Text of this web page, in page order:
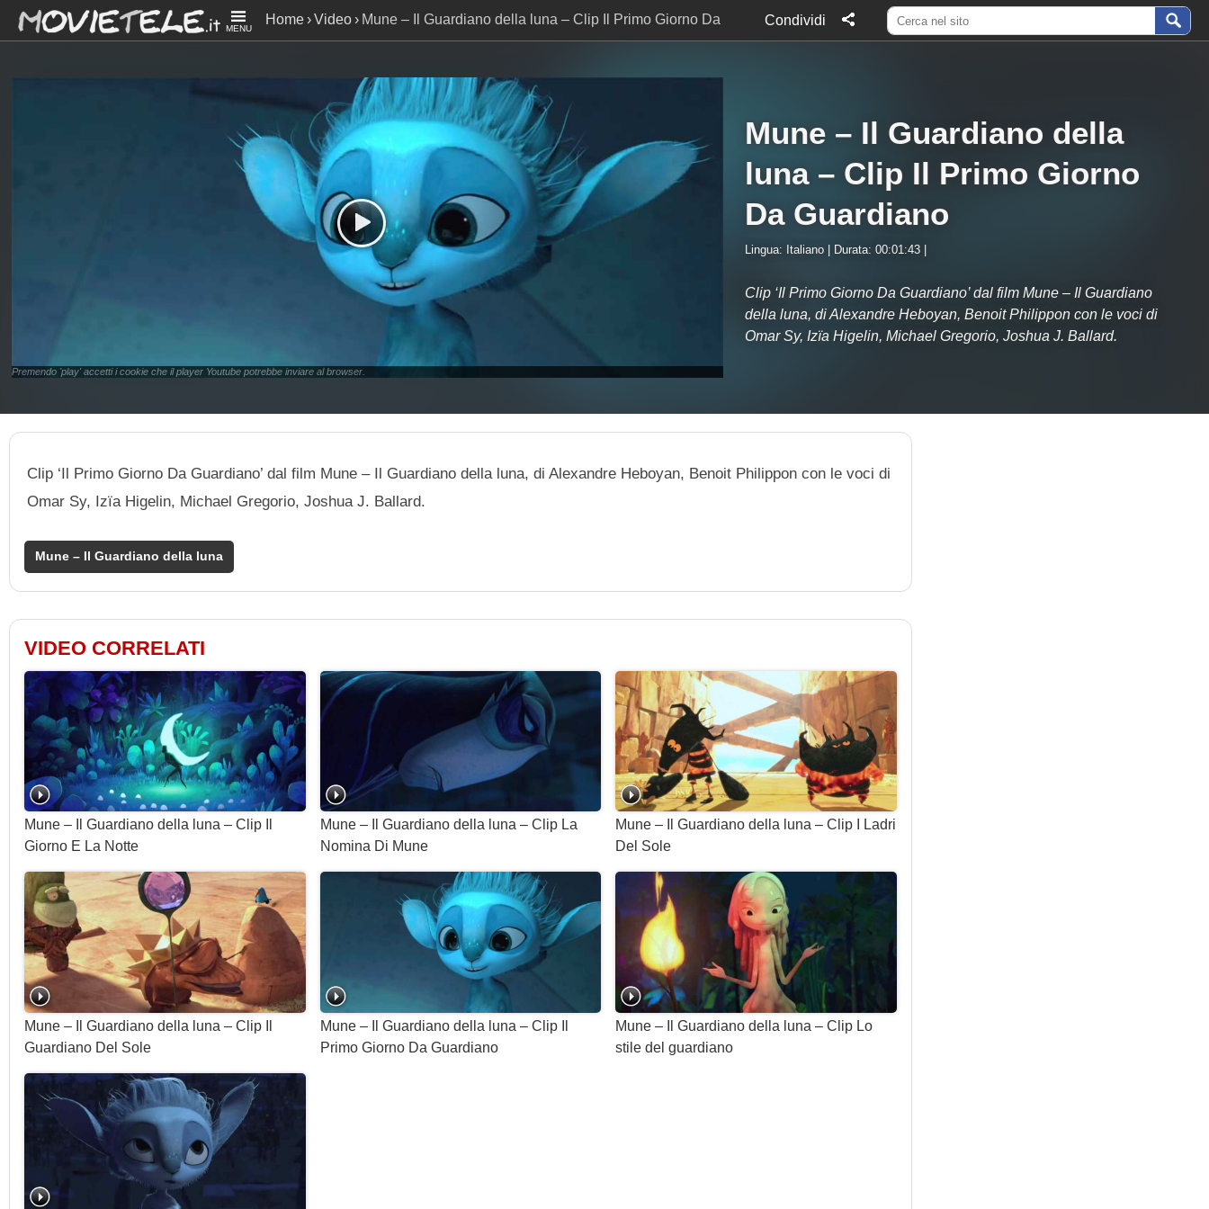
MENU
Home Video
Mune – Il Guardiano della luna – Clip Il Primo Giorno Da
Guardiano
Condividi
Premendo 'play' accetti i cookie che il player Youtube potrebbe inviare al browser.
Mune – Il Guardiano della
luna – Clip Il Primo Giorno
Da Guardiano
Lingua: Italiano | Durata: 00:01:43 |
Clip ‘Il Primo Giorno Da Guardiano’ dal film Mune – Il Guardiano
della luna, di Alexandre Heboyan, Benoit Philippon con le voci di
Omar Sy, Izïa Higelin, Michael Gregorio, Joshua J. Ballard.
Clip ‘Il Primo Giorno Da Guardiano’ dal film Mune – Il Guardiano della luna, di Alexandre Heboyan, Benoit Philippon con le voci di
Omar Sy, Izïa Higelin, Michael Gregorio, Joshua J. Ballard.
Mune – Il Guardiano della luna
VIDEO CORRELATI
Mune – Il Guardiano della luna – Clip Il
Giorno E La Notte
Mune – Il Guardiano della luna – Clip La
Nomina Di Mune
Mune – Il Guardiano della luna – Clip I Ladri
Del Sole
Mune – Il Guardiano della luna – Clip Il
Guardiano Del Sole
Mune – Il Guardiano della luna – Clip Il
Primo Giorno Da Guardiano
Mune – Il Guardiano della luna – Clip Lo
stile del guardiano